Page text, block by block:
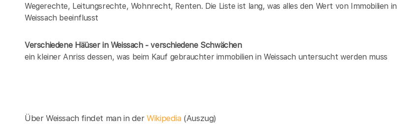
Wegerechte, Leitungsrechte, Wohnrecht, Renten. Die Liste ist lang, was alles den Wert von Immobilien in
Weissach beeinflusst
Verschiedene Häüser in Weissach - verschiedene Schwächen
ein kleiner Anriss dessen, was beim Kauf gebrauchter immobilien in Weissach untersucht werden muss
Über Weissach findet man in derWikipedia (Auszug)